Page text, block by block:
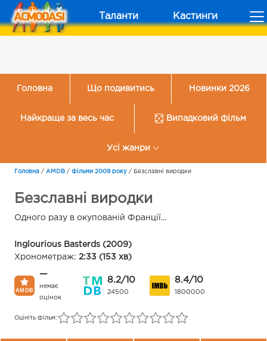
Таланти Кастинги
Головна Що подивитись Новинки 2026
Найкраще за весь час Випадковий фільм
Усі жанри
Головна / AMDB / Фільми 2009 року / Безславні виродки
Безславні виродки
Одного разу в окупованій Франції...
Inglourious Basterds (2009)
Хронометраж: 2:33 (153 хв)
—
немає
оцінок
8.2/10
24500
8.4/10
1800000
Оцініть фільм: